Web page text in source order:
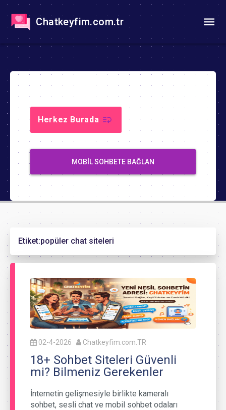
Chatkeyfim.com.tr
Herkez Burada
MOBIL SOHBETE BAĞLAN
Etiket:popüler chat siteleri
02-4-2026 Chatkeyfim.com.TR
18+ Sohbet Siteleri Güvenli
mi? Bilmeniz Gerekenler
İnternetin gelişmesiyle birlikte kameralı
sohbet, sesli chat ve mobil sohbet odaları